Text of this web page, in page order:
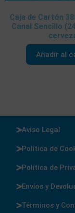
Caja de Cartón
Canal Sencillo
Añadir al
Aviso Legal
Política de
Política de
Envíos y
Términos y